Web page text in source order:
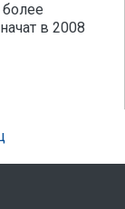
в 2008